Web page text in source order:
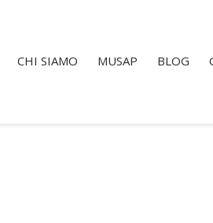
CHI SIAMO MUSAP BLOG